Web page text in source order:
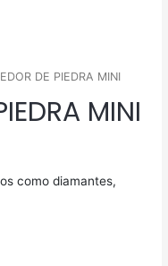
DE PIEDRA MINI
MINI
como diamantes,